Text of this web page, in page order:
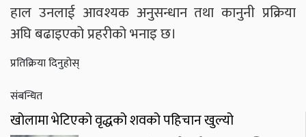
हाल उनलाई आवश्यक अनुसन्धान तथा कानुनी प्रक्रिया
अघि बढाइएको प्रहरीको भनाइ छ।
प्रतिक्रिया दिनुहोस्
संबन्धित
खोलामा भेटिएको वृद्धको शवको पहिचान खुल्यो